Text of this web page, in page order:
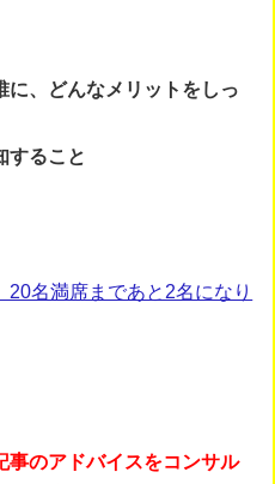
に、どんなメリットをしっ
すること
名満席まであと2名になり
事のアドバイスをコンサル